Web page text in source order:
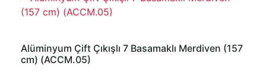
Alüminyum Çift Çıkışlı 7 Basamaklı Merdiven (157
cm) (ACCM.05)